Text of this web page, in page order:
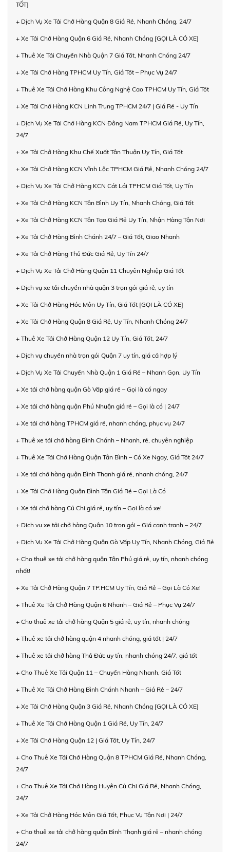
TỐT]
+ Dịch Vụ Xe Tải Chở Hàng Quận 8 Giá Rẻ, Nhanh Chóng, 24/7
+ Xe Tải Chở Hàng Quận 6 Giá Rẻ, Nhanh Chóng [GỌI LÀ CÓ XE]
+ Thuê Xe Tải Chuyển Nhà Quận 7 Giá Tốt, Nhanh Chóng 24/7
+ Xe Tải Chở Hàng TPHCM Uy Tín, Giá Tốt – Phục Vụ 24/7
+ Thuê Xe Tải Chở Hàng Khu Công Nghệ Cao TPHCM Uy Tín, Giá Tốt
+ Xe Tải Chở Hàng KCN Linh Trung TPHCM 24/7 | Giá Rẻ - Uy Tín
+ Dịch Vụ Xe Tải Chở Hàng KCN Đông Nam TPHCM Giá Rẻ, Uy Tín,
24/7
+ Xe Tải Chở Hàng Khu Chế Xuất Tân Thuận Uy Tín, Giá Tốt
+ Xe Tải Chở Hàng KCN Vĩnh Lộc TPHCM Giá Rẻ, Nhanh Chóng 24/7
+ Dịch Vụ Xe Tải Chở Hàng KCN Cát Lái TPHCM Giá Tốt, Uy Tín
+ Xe Tải Chở Hàng KCN Tân Bình Uy Tín, Nhanh Chóng, Giá Tốt
+ Xe Tải Chở Hàng KCN Tân Tạo Giá Rẻ Uy Tín, Nhận Hàng Tận Nơi
+ Xe Tải Chở Hàng Bình Chánh 24/7 – Giá Tốt, Giao Nhanh
+ Xe Tải Chở Hàng Thủ Đức Giá Rẻ, Uy Tín 24/7
+ Dịch Vụ Xe Tải Chở Hàng Quận 11 Chuyên Nghiệp Giá Tốt
+ Dịch vụ xe tải chuyển nhà quận 3 trọn gói giá rẻ, uy tín
+ Xe Tải Chở Hàng Hóc Môn Uy Tín, Giá Tốt [GỌI LÀ CÓ XE]
+ Xe Tải Chở Hàng Quận 8 Giá Rẻ, Uy Tín, Nhanh Chóng 24/7
+ Thuê Xe Tải Chở Hàng Quận 12 Uy Tín, Giá Tốt, 24/7
+ Dịch vụ chuyển nhà trọn gói Quận 7 uy tín, giá cả hợp lý
+ Dịch Vụ Xe Tải Chuyển Nhà Quận 1 Giá Rẻ – Nhanh Gọn, Uy Tín
+ Xe tải chở hàng quận Gò Vấp giá rẻ – Gọi là có ngay
+ Xe tải chở hàng quận Phú Nhuận giá rẻ – Gọi là có | 24/7
+ Xe tải chở hàng TPHCM giá rẻ, nhanh chóng, phục vụ 24/7
+ Thuê xe tải chở hàng Bình Chánh – Nhanh, rẻ, chuyên nghiệp
+ Thuê Xe Tải Chở Hàng Quận Tân Bình – Có Xe Ngay, Giá Tốt 24/7
+ Xe tải chở hàng quận Bình Thạnh giá rẻ, nhanh chóng, 24/7
+ Xe Tải Chở Hàng Quận Bình Tân Giá Rẻ – Gọi Là Có
+ Xe tải chở hàng Củ Chi giá rẻ, uy tín – Gọi là có xe!
+ Dịch vụ xe tải chở hàng Quận 10 trọn gói – Giá cạnh tranh – 24/7
+ Dịch Vụ Xe Tải Chở Hàng Quận Gò Vấp Uy Tín, Nhanh Chóng, Giá Rẻ
+ Cho thuê xe tải chở hàng quận Tân Phú giá rẻ, uy tín, nhanh chóng
nhất!
+ Xe Tải Chở Hàng Quận 7 TP.HCM Uy Tín, Giá Rẻ – Gọi Là Có Xe!
+ Thuê Xe Tải Chở Hàng Quận 6 Nhanh – Giá Rẻ – Phục Vụ 24/7
+ Cho thuê xe tải chở hàng Quận 5 giá rẻ, uy tín, nhanh chóng
+ Thuê xe tải chở hàng quận 4 nhanh chóng, giá tốt | 24/7
+ Thuê xe tải chở hàng Thủ Đức uy tín, nhanh chóng 24/7, giá tốt
+ Cho Thuê Xe Tải Quận 11 – Chuyển Hàng Nhanh, Giá Tốt
+ Thuê Xe Tải Chở Hàng Bình Chánh Nhanh – Giá Rẻ – 24/7
+ Xe Tải Chở Hàng Quận 3 Giá Rẻ, Nhanh Chóng [GỌI LÀ CÓ XE]
+ Thuê Xe Tải Chở Hàng Quận 1 Giá Rẻ, Uy Tín, 24/7
+ Xe Tải Chở Hàng Quận 12 | Giá Tốt, Uy Tín, 24/7
+ Cho Thuê Xe Tải Chở Hàng Quận 8 TPHCM Giá Rẻ, Nhanh Chóng,
24/7
+ Cho Thuê Xe Tải Chở Hàng Huyện Củ Chi Giá Rẻ, Nhanh Chóng,
24/7
+ Xe Tải Chở Hàng Hóc Môn Giá Tốt, Phục Vụ Tận Nơi | 24/7
+ Cho thuê xe tải chở hàng quận Bình Thạnh giá rẻ – nhanh chóng
24/7